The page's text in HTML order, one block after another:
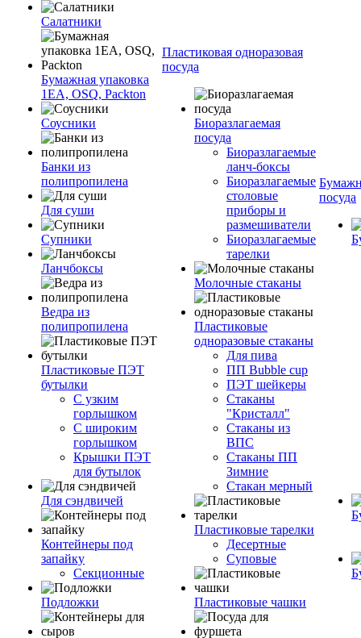
Салатники
Бумажная упаковка
1ЕА, OSQ, Packton
Соусники
Банки из
полипропилена
Для суши
Супники
Ланчбоксы
Ведра из
полипропилена
Пластиковые ПЭТ
бутылки
С узким
горлышком
С широким
горлышком
Крышки ПЭТ
для бутылок
Для сэндвичей
Контейнеры под
запайку
Секционные
Подложки
Пластиковая одноразовая
посуда
Биоразлагаемая
посуда
Биоразлагаемые
ланч-боксы
Биоразлагаемые
столовые
приборы и
размешиватели
Биоразлагаемые
тарелки
Молочные стаканы
Пластиковые
одноразовые стаканы
Для пива
ПП Bubble cup
ПЭТ шейкеры
Стаканы
"Кристалл"
Стаканы из
ВПС
Стаканы ПП
Зимние
Стакан мерный
Пластиковые тарелки
Десертные
Суповые
Пластиковые чашки
посуда